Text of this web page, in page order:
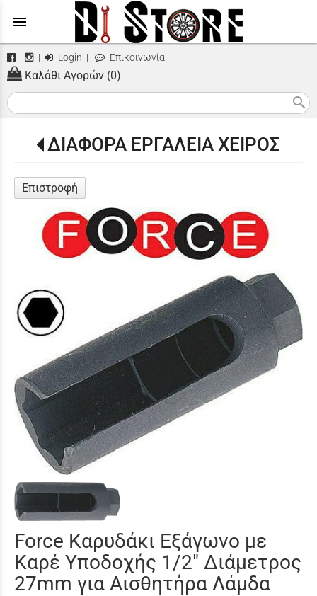
menu
| Login | Επικοινωνία
Καλάθι Αγορών (0)
search
ΔΙΑΦΟΡΑ ΕΡΓΑΛΕΙΑ ΧΕΙΡΟΣ
Επιστροφή
Force Καρυδάκι Εξάγωνο με
Καρέ Υποδοχής 1/2" Διάμετρος
27mm για Αισθητήρα Λάμδα